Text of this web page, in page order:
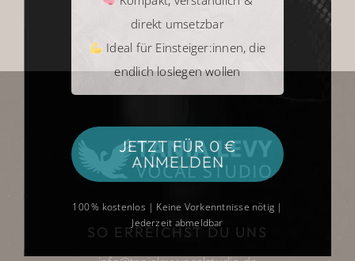
SO ERREICHST DU UNS
direkt umsetzbar
Ideal für Einsteiger:innen, die
endlich loslegen wollen
JETZT FÜR 0 €
ANMELDEN
100 % kostenlos | Keine Vorkenntnisse nötig |
Jederzeit abmeldbar